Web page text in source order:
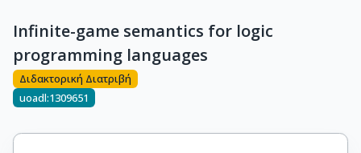
Infinite-game semantics for logic
programming languages
Διδακτορική Διατριβή
uoadl:1309651